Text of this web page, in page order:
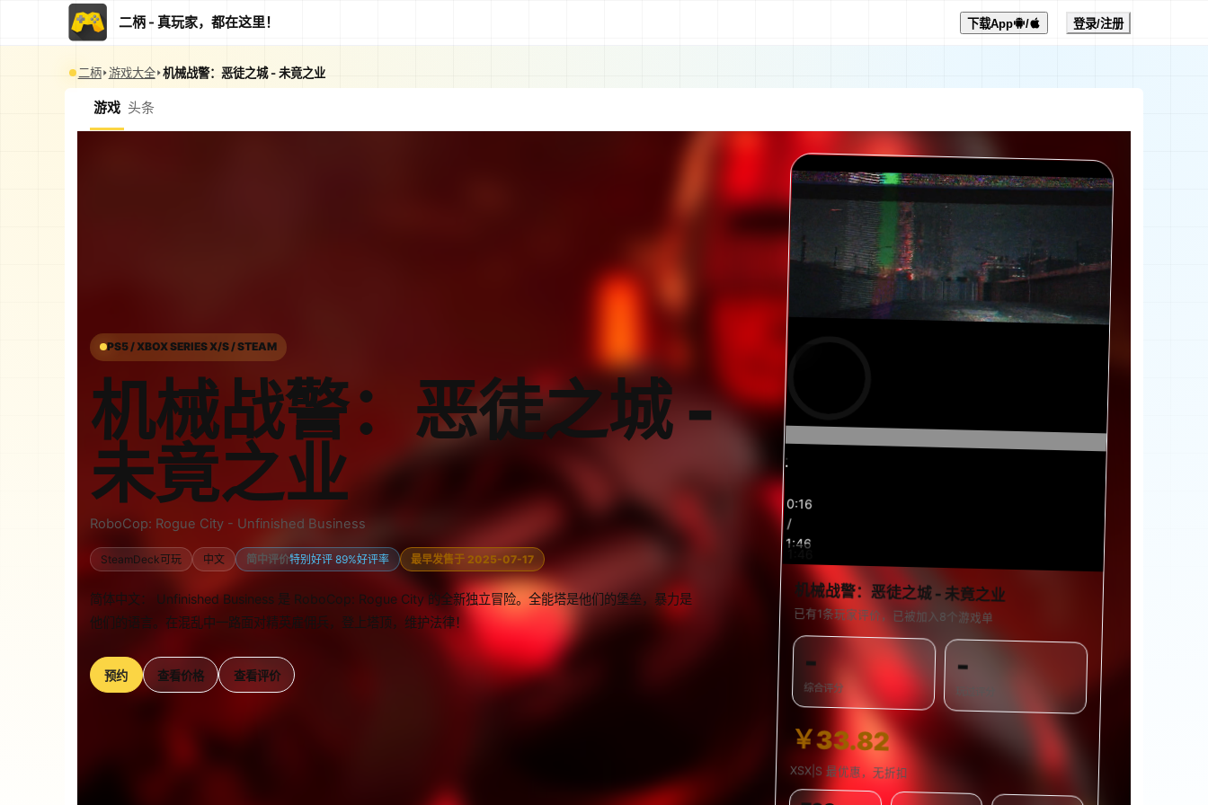
二柄 - 真玩家，都在这里！ 下载App / 登录/注册
二柄 游戏大全 机械战警：恶徒之城 - 未竟之业
游戏 头条
PS5 / XBOX SERIES X/S / STEAM
机械战警：恶徒之城 -
未竟之业
RoboCop: Rogue City - Unfinished Business
SteamDeck可玩 中文 简中评价特别好评 89%好评率 最早发售于 2025-07-17
简体中文： Unfinished Business 是 RoboCop: Rogue City 的全新独立冒险。全能塔是他们的堡垒，暴力是
他们的语言。在混乱中一路面对精英雇佣兵，登上塔顶，维护法律！
预约 查看价格 查看评价
0:16
/
1:46
预
览
机械战警：恶徒之城 - 未竟之业
已有1条玩家评价，已被加入8个游戏单
-
综合评分
-
￥33.82
XSX|S 最优惠，无折扣